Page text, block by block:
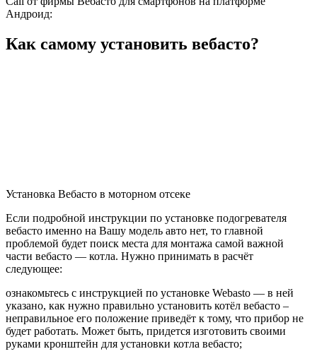
Андроид:
Как самому установить вебасто?
Установка Вебасто в моторном отсеке
Если подробной инструкции по установке подогревателя
вебасто именно на Вашу модель авто нет, то главной
проблемой будет поиск места для монтажа самой важной
части вебасто — котла. Нужно принимать в расчёт
следующее:
ознакомьтесь с инструкцией по установке Webasto — в ней
указано, как нужно правильно установить котёл вебасто –
неправильное его положение приведёт к тому, что прибор не
будет работать. Может быть, придется изготовить своими
руками кронштейн для установки котла вебасто;